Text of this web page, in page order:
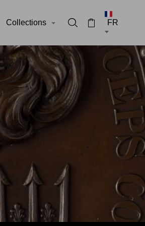
Collections Rechercher dans
Panier